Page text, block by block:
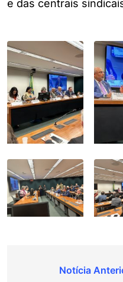
e das centrais
Navegação